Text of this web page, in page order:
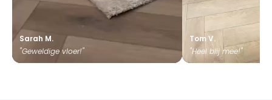
Sarah M.
"Geweldige vloer!"
Tom V.
"Heel blij mee!"